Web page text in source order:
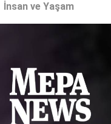
İnsan ve Yaşam